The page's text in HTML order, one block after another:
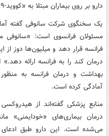
دارو بر روی بیماران مبتلا به «کووید-۱۹» را نویدبخش توصیف کرده است.
یک سخنگوی شرکت سانوفی گفته
مسئولان فرانسوی است: «سانوفی
درمان کند را به فرانسه ارائه
بهداشت و درمان فرانسه به
آمادگی کرده است.
منابع پزشکی گفته‌اند از
درمان بیماری‌های «خودایمنی»
می‌شده است. این دارو طبق ادعای